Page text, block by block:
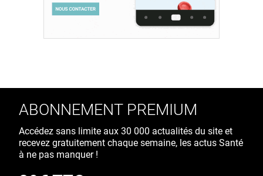
ABONNEMENT PREMIUM
Accédez sans limite aux 30 000 actualités du site et
recevez gratuitement chaque semaine, les actus Santé
à ne pas manquer !